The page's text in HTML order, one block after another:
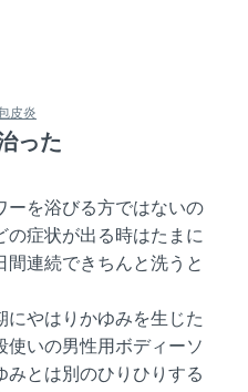
皮炎
った
ーを浴びる方ではないの
の症状が出る時はたまに
連続できちんと洗うと
にやはりかゆみを生じた
いの男性用ボディーソ
みとは別のひりひりする